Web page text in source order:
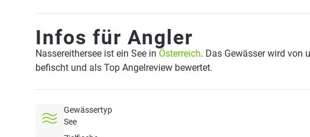
Infos für Angler
Nassereithersee ist ein See in Österreich. Das Gewässer wird von
befischt und als Top Angelreview bewertet.
Gewässertyp
See